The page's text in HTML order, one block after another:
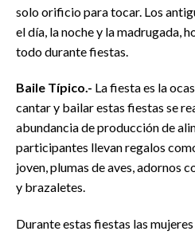
solo orificio para tocar. Los
el día, la noche y la madrugada,
todo durante fiestas.
Baile Típico.- La fiesta es la
cantar y bailar estas fiestas se
abundancia de producción de
participantes llevan regalos
joven, plumas de aves, adornos
y brazaletes.
Durante estas fiestas las